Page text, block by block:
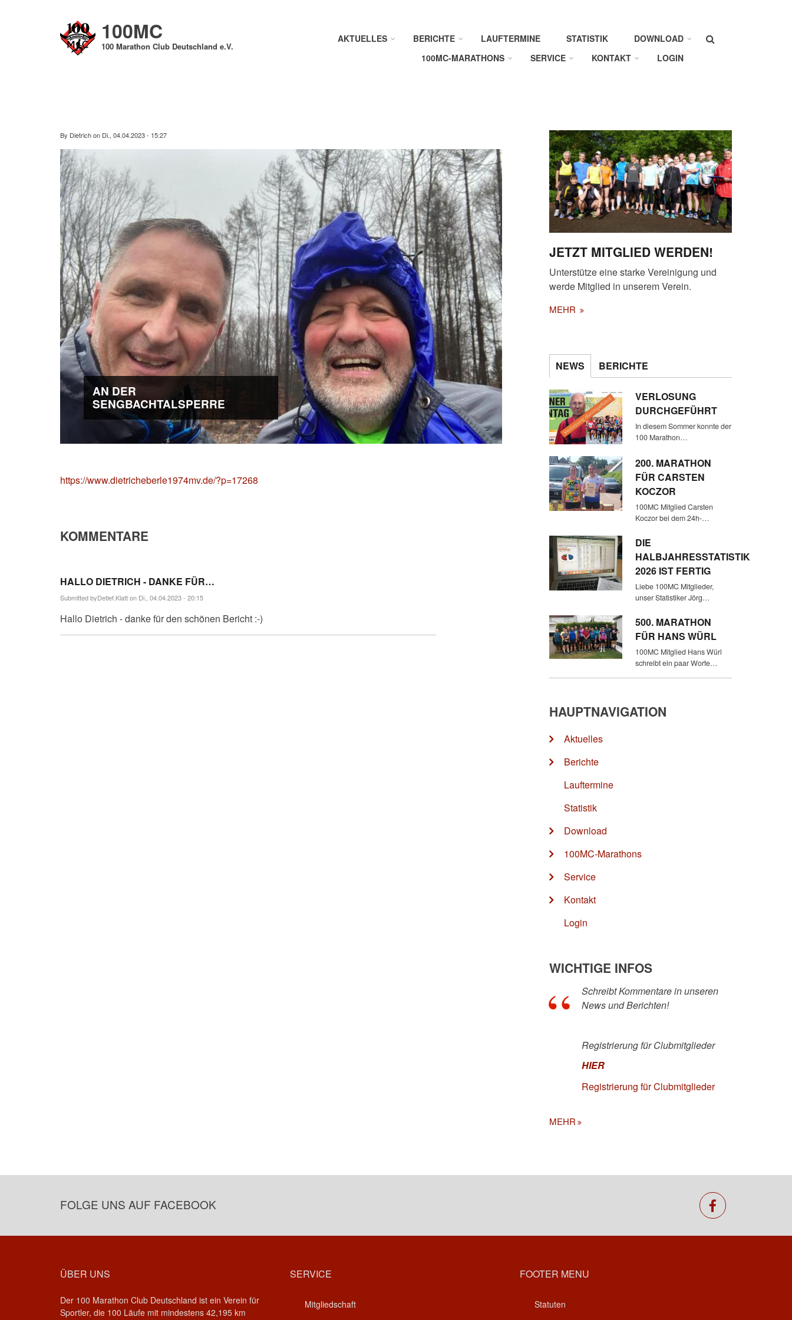
100MC
100 Marathon Club Deutschland e.V.
Suche
AKTUELLES BERICHTE LAUFTERMINE STATISTIK
DOWNLOAD
100MC-MARATHONS
SERVICE KONTAKT LOGIN
By Dietrichon Di., 04.04.2023 - 15:27
AN DER
SENGBACHTALSPERRE
https://www.dietricheberle1974mv.de/?p=17268
KOMMENTARE
HALLO DIETRICH - DANKE FÜR…
Submitted byDetlef.Klatton Di., 04.04.2023 - 20:15
Hallo Dietrich - danke für den schönen Bericht :-)
JETZT MITGLIED WERDEN!
Unterstütze eine starke Vereinigung und
werde Mitglied in unserem Verein.
MEHR
NEWS BERICHTE
VERLOSUNG
DURCHGEFÜHRT
In diesem Sommer konnte der
100 Marathon…
200. MARATHON
FÜR CARSTEN
KOCZOR
100MC Mitglied Carsten
Koczor bei dem 24h-…
DIE
HALBJAHRESSTATISTIK
2026 IST FERTIG
Liebe 100MC Mitglieder,
unser Statistiker Jörg…
500. MARATHON
FÜR HANS WÜRL
100MC Mitglied Hans Würl
schreibt ein paar Worte…
HAUPTNAVIGATION
Aktuelles
Berichte
Lauftermine
Statistik
Download
100MC-Marathons
Service
Kontakt
Login
WICHTIGE INFOS
Schreibt Kommentare in unseren
News und Berichten!
Registrierung für Clubmitglieder
HIER
Registrierung für Clubmitglieder
MEHR
FOLGE UNS AUF FACEBOOK facebook
ÜBER UNS
Der 100 Marathon Club Deutschland ist ein Verein für
Sportler, die 100 Läufe mit mindestens 42,195 km
SERVICE
Mitgliedschaft
FOOTER MENU
Statuten